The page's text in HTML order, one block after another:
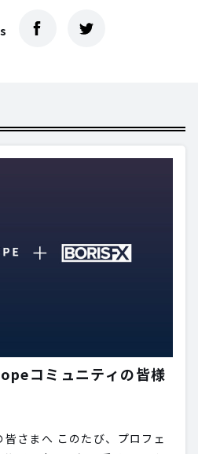
コミュニティの皆様
さまへ このたび、プロフェ